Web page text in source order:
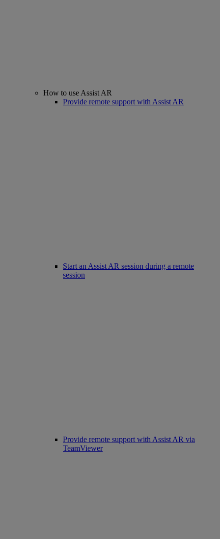
How to use Assist AR
Provide remote support with Assist AR
Start an Assist AR session during a remote
session
Provide remote support with Assist AR via
TeamViewer